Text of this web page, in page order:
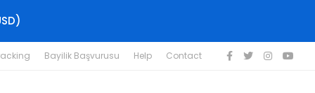
Bayilik Başvurusu Help Contact